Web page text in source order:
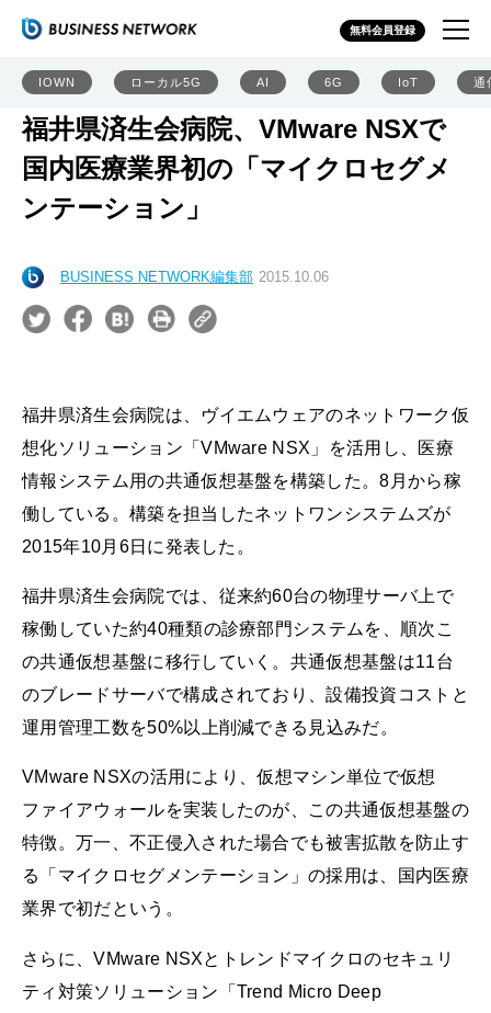
無料会員登録
IOWN ローカル5G AI 6G IoT 通
福井県済生会病院、VMware NSXで
国内医療業界初の「マイクロセグメ
ンテーション」
BUSINESS NETWORK編集部 2015.10.06
福井県済生会病院は、ヴイエムウェアのネットワーク仮
想化ソリューション「VMware NSX」を活用し、医療
情報システム用の共通仮想基盤を構築した。8月から稼
働している。構築を担当したネットワンシステムズが
2015年10月6日に発表した。
福井県済生会病院では、従来約60台の物理サーバ上で
稼働していた約40種類の診療部門システムを、順次こ
の共通仮想基盤に移行していく。共通仮想基盤は11台
のブレードサーバで構成されており、設備投資コストと
運用管理工数を50%以上削減できる見込みだ。
VMware NSXの活用により、仮想マシン単位で仮想
ファイアウォールを実装したのが、この共通仮想基盤の
特徴。万一、不正侵入された場合でも被害拡散を防止す
る「マイクロセグメンテーション」の採用は、国内医療
業界で初だという。
さらに、VMware NSXとトレンドマイクロのセキュリ
ティ対策ソリューション「Trend Micro Deep